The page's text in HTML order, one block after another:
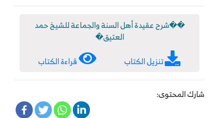
��شرح عقيدة أهل السنة والجماعة للشيخ حمد
العتيق�
تنزيل الكتاب
قراءة الكتاب
شارك المحتوى: